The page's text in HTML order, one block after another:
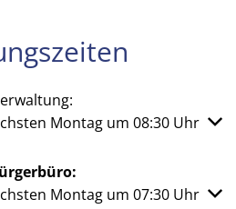
oder Schließzeiten
Montag um 08:30 Uhr
oder Schließzeiten
Montag um 07:30 Uhr